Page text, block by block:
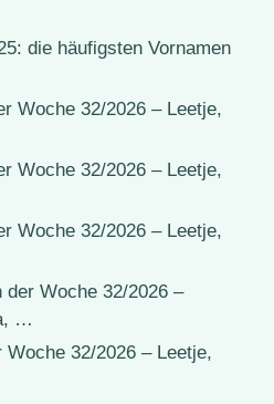
die häufigsten Vornamen
Woche 32/2026 – Leetje,
Woche 32/2026 – Leetje,
Woche 32/2026 – Leetje,
der Woche 32/2026 –
…
Woche 32/2026 – Leetje,